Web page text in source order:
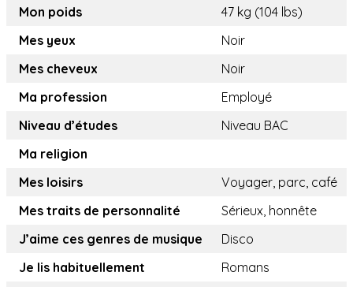
Mon poids
47 kg (104 lbs)
Mes yeux
Noir
Mes cheveux
Noir
Ma profession
Employé
Niveau d’études
Niveau BAC
Ma religion
Mes loisirs
Voyager, parc, café
Mes traits de personnalité
Sérieux, honnête
J’aime ces genres de musique
Disco
Je lis habituellement
Romans